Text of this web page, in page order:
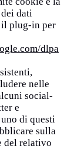
dati
il plug-in per
dlpa
nelle
social-
e
di questi
sulla
del relativo